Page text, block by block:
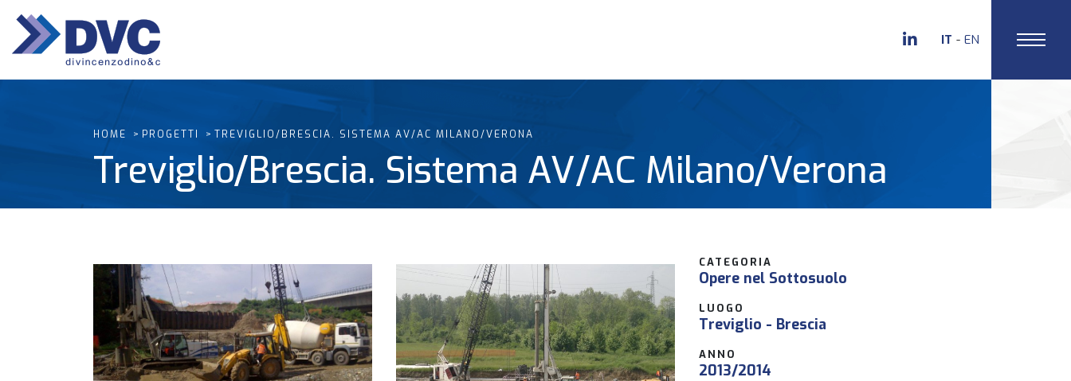
IT EN
HOME PROGETTI TREVIGLIO/BRESCIA. SISTEMA AV/AC MILANO/VERONA
Treviglio/Brescia. Sistema AV/AC Milano/Verona
CATEGORIA
Opere nel Sottosuolo
LUOGO
Treviglio - Brescia
ANNO
2013/2014